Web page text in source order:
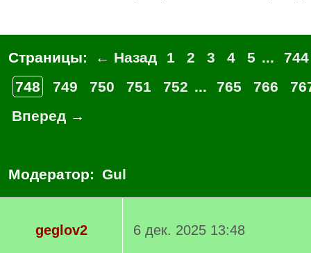
Страницы: ← Назад 1 2 3 4 5 ...
744
748
749 750 751 752 ... 765 766
Вперед →
Модератор: Gul
geglov2
6 дек. 2025 13:48